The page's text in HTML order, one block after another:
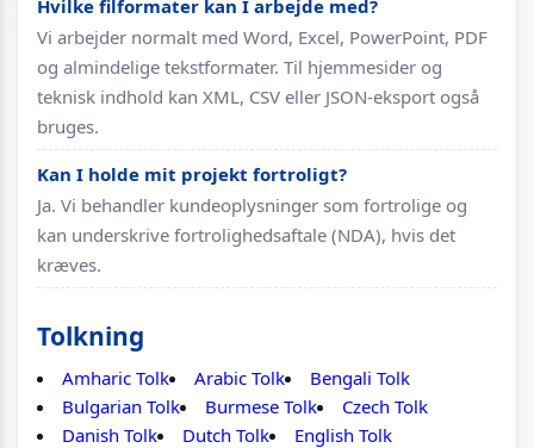
Hvilke filformater kan I arbejde med?
Vi arbejder normalt med Word, Excel, PowerPoint, PDF
og almindelige tekstformater. Til hjemmesider og
teknisk indhold kan XML, CSV eller JSON-eksport også
bruges.
Kan I holde mit projekt fortroligt?
Ja. Vi behandler kundeoplysninger som fortrolige og
kan underskrive fortrolighedsaftale (NDA), hvis det
kræves.
Tolkning
Amharic Tolk Arabic Tolk
Bengali Tolk
Bulgarian Tolk
Burmese Tolk
Czech Tolk
Danish Tolk
Dutch Tolk
English Tolk